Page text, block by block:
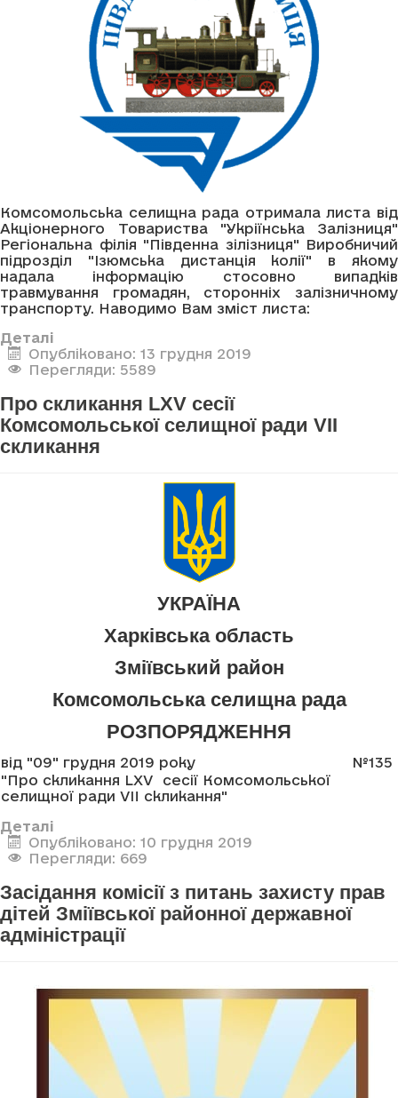
Комсомольська селищна рада отримала листа від
Акціонерного Товариства "Укріїнська Залізниця"
Регіональна філія "Південна зілізниця" Виробничий
підрозділ "Ізюмська дистанція колії" в якому
надала інформацію стосовно випадків
травмування громадян, сторонніх залізничному
транспорту. Наводимо Вам зміст листа:
Деталі
Опубліковано: 13 грудня 2019
Перегляди: 5589
Про скликання LXV сесії
Комсомольської селищної ради VII
скликання
УКРАЇНА
Харківська область
Зміївський район
Комсомольська селищна рада
РОЗПОРЯДЖЕННЯ
від "09" грудня 2019 року
№135
"Про скликання LXV сесії Комсомольської
селищної ради VII скликання"
Деталі
Опубліковано: 10 грудня 2019
Перегляди: 669
Засідання комісії з питань захисту прав
дітей Зміївської районної державної
адміністрації